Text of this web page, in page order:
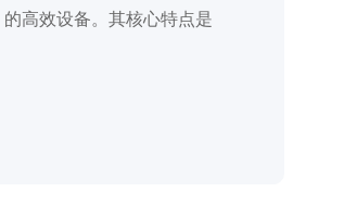
高效设备。其核心特点是